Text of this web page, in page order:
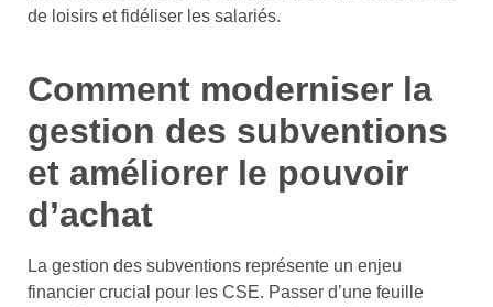
de loisirs et fidéliser les salariés.
Comment moderniser la
gestion des subventions
et améliorer le pouvoir
d’achat
La gestion des subventions représente un enjeu
financier crucial pour les CSE. Passer d’une feuille